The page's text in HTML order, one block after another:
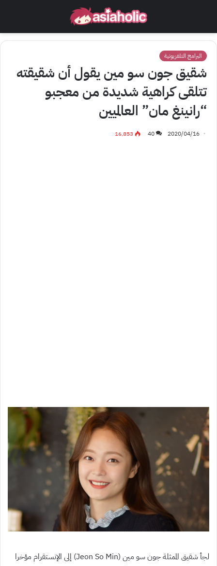
البرامج التلفزيونية
شقيق جون سو مين يقول أن شقيقته
تتلقى كراهية شديدة من معجبو
“رانينغ مان” العالميين
2020/04/16
40 16٬853
لجأ شقيق الممثلة جون سو مين (Jeon So Min) إلى الإنستقرام مؤخرا